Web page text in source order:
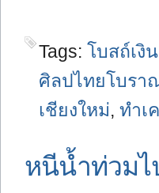
Tags: โบสถ์เงิน
ศิลปไทยโบรา
เชียงใหม่, ทำเ
หนีน้ำท่วมไ